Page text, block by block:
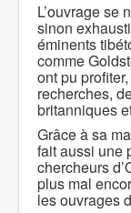
L’ouvrage se
sinon
éminents
comme
ont pu
recherches,
britanniques
Grâce à sa
fait aussi une
chercheurs
plus mal
les ouvrages